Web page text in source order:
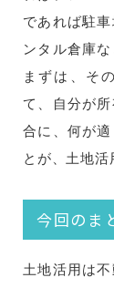
であれば駐
ンタル倉庫
まずは、そ
て、自分が
合に、何が
とが、土地活
今回のま
土地活用は